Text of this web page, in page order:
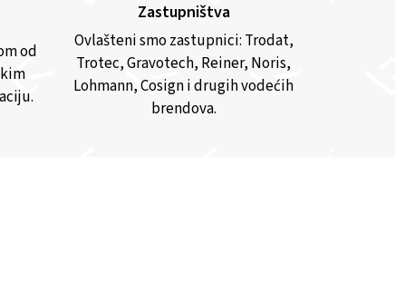
od
Zastupništva
Ovlašteni smo zastupnici: Trodat,
Trotec, Gravotech, Reiner, Noris,
Lohmann, Cosign i drugih vodećih
brendova.